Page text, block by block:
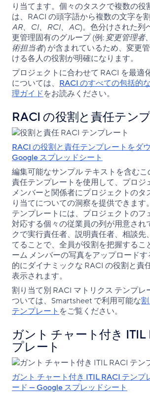
り当てます。個々のタスクで複数の役
は、RACI の頭字語から複数の文字を
AR、CI、RCI、AC)。色分けされた列
更管理固有のグループ (例:変更管理者
術担当者) が含まれているため、変更
ける各人の役割が明確になります。
プロジェクトに合わせて RACI を最適
については、 RACI のすべての包括的
理ガイドをお読みください。
RACI の役割と責任テン
RACI の役割と責任テンプレートをダ
Google スプレッドシート
編集可能なサンプル テキストを含むこ
責任テンプレートを使用して、プロジ
メンバーと関係者にプロジェクトのタ
り当てについての洞察を提供できます
テンプレートには、プロジェクトのフ
対応する個々の従業員の列が用意され
クで実行責任者、説明責任者、相談先
てることで、全員が役割を把握するこ
ーム メンバーの写真をアップロード
的にダイナミックな RACI の役割と責
表示されます。
割り当て別 RACI マトリクス テンプレ
ついては、Smartsheet で利用可能な
テンプレート をご覧ください。
ガント チャート付き ITIL
プレート
ガント チャート付き ITIL RACI テンプ
ード — Google スプレッドシート